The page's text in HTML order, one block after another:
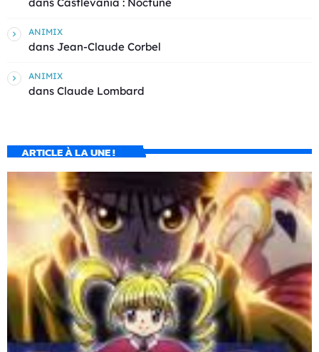
ANIMIX
dans Jean-Claude Corbel
ANIMIX
dans Claude Lombard
ARTICLE À LA UNE !